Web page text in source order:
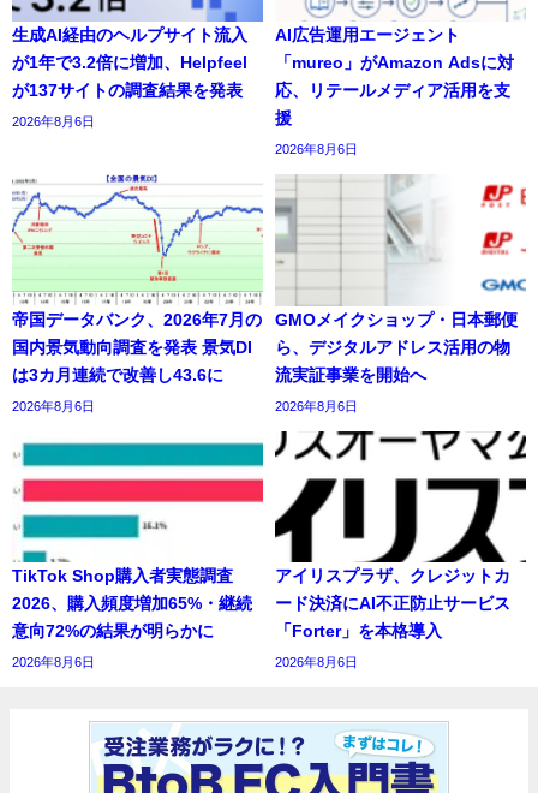
生成AI経由のヘルプサイト流入
が1年で3.2倍に増加、Helpfeel
が137サイトの調査結果を発表
2026年8月6日
AI広告運用エージェント
「mureo」がAmazon Adsに対
応、リテールメディア活用を支
援
2026年8月6日
帝国データバンク、2026年7月の
国内景気動向調査を発表 景気DI
は3カ月連続で改善し43.6に
2026年8月6日
GMOメイクショップ・日本郵便
ら、デジタルアドレス活用の物
流実証事業を開始へ
2026年8月6日
TikTok Shop購入者実態調査
2026、購入頻度増加65%・継続
意向72%の結果が明らかに
2026年8月6日
アイリスプラザ、クレジットカ
ード決済にAI不正防止サービス
「Forter」を本格導入
2026年8月6日